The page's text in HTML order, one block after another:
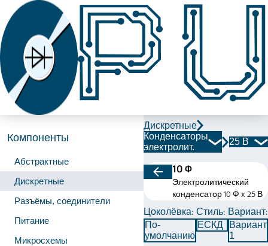
Компоненты
Абстрактные
Дискретные
Разъёмы, соединители
Питание
Микросхемы
Дискретные
Конденсаторы
электролит.
25 В
10 Ф
Электролитический
конденсатор 10 Ф x 25 В
Цоколёвка:
По-
умолчанию
Стиль:
ЕСКД
Вариант:
Вариант
1